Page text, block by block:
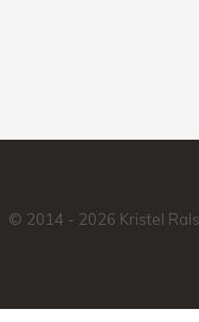
© 2014 - 2026 Kristel